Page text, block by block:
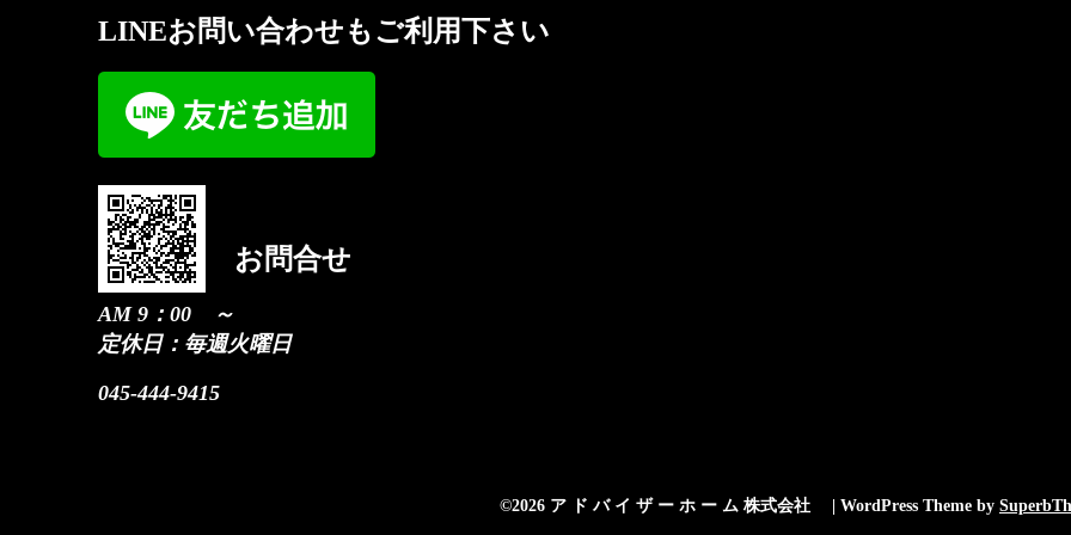
LINEお問い合わせもご利用下さい
お問合せ
AM 9：00 ～
定休日：毎週火曜日
045-444-9415
©2026 ア ド バ イ ザ ー ホ ー ム 株式会社 | WordPress Theme by